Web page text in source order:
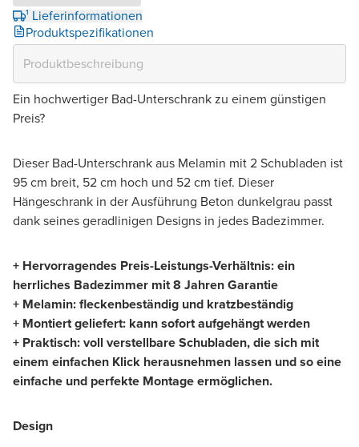
¹ Lieferinformationen
Produktspezifikationen
Ein hochwertiger Bad-Unterschrank zu einem günstigen
Preis?
Dieser Bad-Unterschrank aus Melamin mit 2 Schubladen ist
95 cm breit, 52 cm hoch und 52 cm tief. Dieser
Hängeschrank in der Ausführung Beton dunkelgrau passt
dank seines geradlinigen Designs in jedes Badezimmer.
+ Hervorragendes Preis-Leistungs-Verhältnis: ein
herrliches Badezimmer mit 8 Jahren Garantie
+ Melamin: fleckenbeständig und kratzbeständig
+ Montiert geliefert: kann sofort aufgehängt werden
+ Praktisch: voll verstellbare Schubladen, die sich mit
einem einfachen Klick herausnehmen lassen und so eine
einfache und perfekte Montage ermöglichen.
Design